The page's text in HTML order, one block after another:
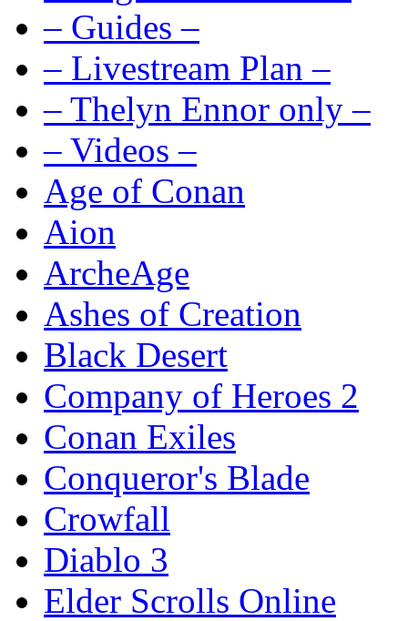
– Guides –
– Livestream Plan –
– Thelyn Ennor only –
– Videos –
Age of Conan
Aion
ArcheAge
Ashes of Creation
Black Desert
Company of Heroes 2
Conan Exiles
Conqueror's Blade
Crowfall
Diablo 3
Elder Scrolls Online